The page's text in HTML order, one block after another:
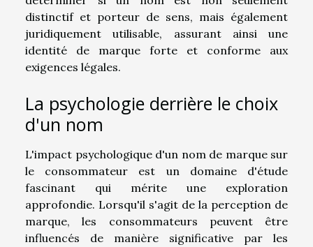
distinctif et porteur de sens, mais également
juridiquement utilisable, assurant ainsi une
identité de marque forte et conforme aux
exigences légales.
La psychologie derrière le choix
d'un nom
L'impact psychologique d'un nom de marque sur
le consommateur est un domaine d'étude
fascinant qui mérite une exploration
approfondie. Lorsqu'il s'agit de la perception de
marque, les consommateurs peuvent être
influencés de manière significative par les